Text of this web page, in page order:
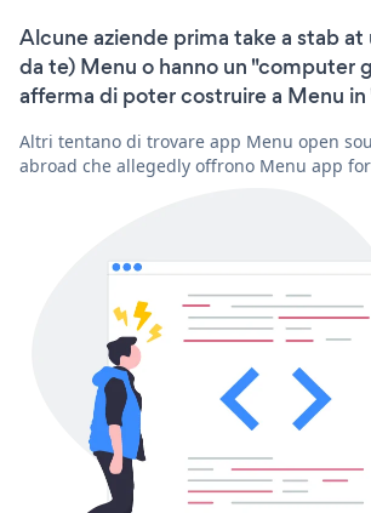
Alcune aziende prima take a stab
da te) Menu o hanno un "computer
afferma di poter costruire a Menu in
Altri tentano di trovare app Menu open
abroad che allegedly offrono Menu app